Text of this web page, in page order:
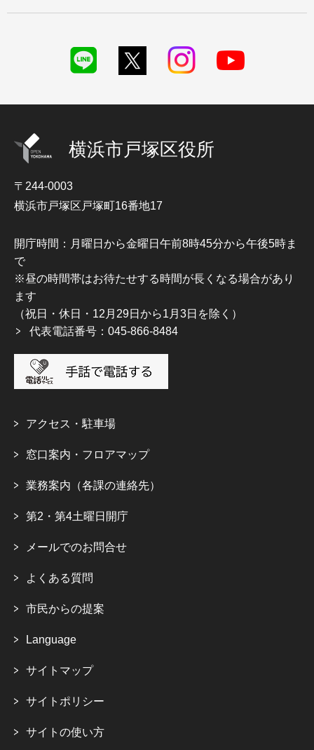
横浜市戸塚区役所
〒244-0003
横浜市戸塚区戸塚町16番地17
開庁時間：月曜日から金曜日午前8時45分から午後5時ま
で
※昼の時間帯はお待たせする時間が長くなる場合があり
ます
（祝日・休日・12月29日から1月3日を除く）
代表電話番号：045-866-8484
アクセス・駐車場
窓口案内・フロアマップ
業務案内（各課の連絡先）
第2・第4土曜日開庁
メールでのお問合せ
よくある質問
市民からの提案
Language
サイトマップ
サイトポリシー
サイトの使い方